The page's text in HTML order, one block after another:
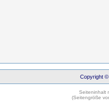
Copyright ©
Seiteninhalt
(Seitengröße